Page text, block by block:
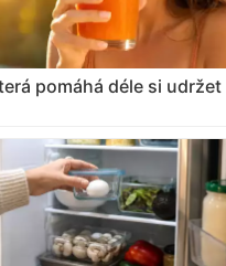
pomáhá déle si udržet